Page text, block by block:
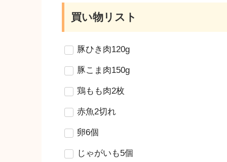
買い物リスト
豚ひき肉120g
豚こま肉150g
鶏もも肉2枚
赤魚2切れ
卵6個
じゃがいも5個